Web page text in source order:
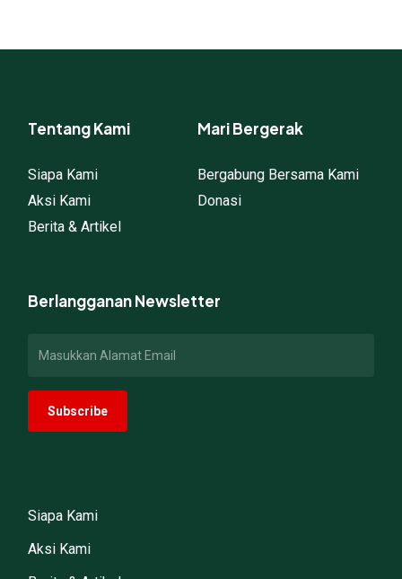
Tentang Kami
Siapa Kami
Aksi Kami
Berita & Artikel
Mari Bergerak
Bergabung Bersama Kami
Donasi
Berlangganan Newsletter
Siapa Kami
Aksi Kami